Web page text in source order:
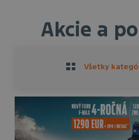
Akcie a
Všetky